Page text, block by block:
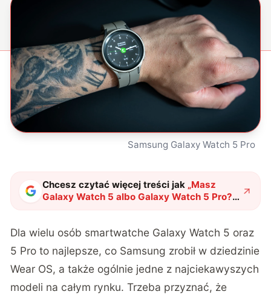
Samsung Galaxy Watch 5 Pro
Chcesz czytać więcej treści jak „Masz
Galaxy Watch 5 albo Galaxy Watch 5 Pro?
Koniecznie zainstaluj najnowszą
Dla wielu osób smartwatche Galaxy Watch 5 oraz
5 Pro to najlepsze, co Samsung zrobił w dziedzinie
Wear OS, a także ogólnie jedne z najciekawyszych
modeli na całym rynku. Trzeba przyznać, że